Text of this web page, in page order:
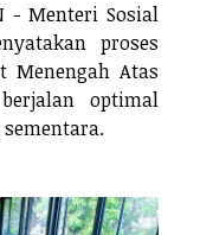
- Menteri Sosial
proses
Menengah Atas
optimal